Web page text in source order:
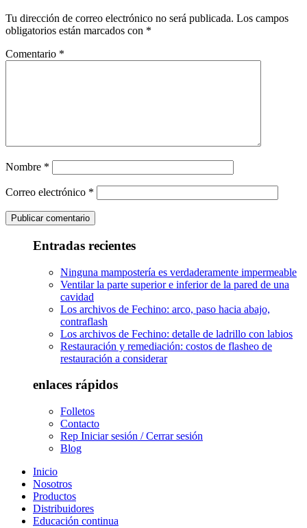
Tu dirección de correo electrónico no será publicada. Los campos
obligatorios están marcados con *
Comentario *
Nombre *
Correo electrónico *
Entradas recientes
Ninguna mampostería es verdaderamente impermeable
Ventilar la parte superior e inferior de la pared de una
cavidad
Los archivos de Fechino: arco, paso hacia abajo,
contraflash
Los archivos de Fechino: detalle de ladrillo con labios
Restauración y remediación: costos de flasheo de
restauración a considerar
enlaces rápidos
Folletos
Contacto
Rep Iniciar sesión / Cerrar sesión
Blog
Inicio
Nosotros
Productos
Distribuidores
Educación continua